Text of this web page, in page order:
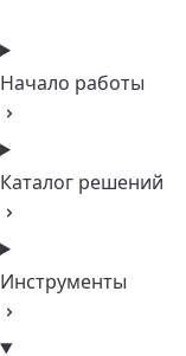
Начало работы
Каталог решений
Инструменты